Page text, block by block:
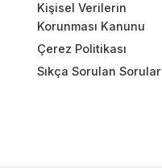
Kişisel Verilerin
Korunması Kanunu
Çerez Politikası
Sıkça Sorulan Sorular